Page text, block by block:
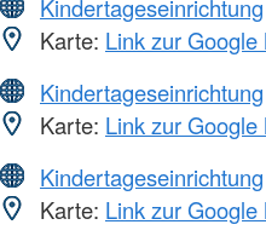
Kindertageseinrichtung
Karte: Link zur
Kindertageseinrichtung
Karte: Link zur
Kindertageseinrichtung
Karte: Link zur